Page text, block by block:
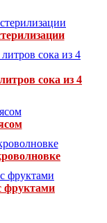
сока из 4
фруктами